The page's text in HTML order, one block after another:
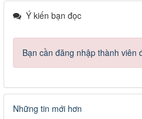
Ý kiến bạn đọc
Bạn cần đăng nhập thành viên
Những tin mới hơn